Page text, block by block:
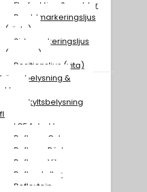
Flerfunktion & snablar
Breddmarkeringsljus
(röda)
Sidomarkeringsljus
(orange)
Positionsljus (vita)
&
LGF A-traktor
Reflexer Gula
Reflexer Röda
Reflexer Vita
Reflexskyltar
Reflextejp